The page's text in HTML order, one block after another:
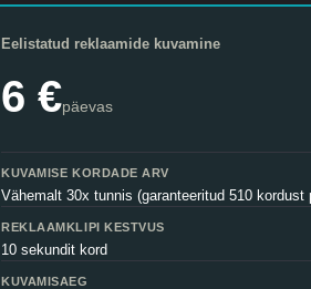
Eelistatud reklaamide kuvamine
6 €päevas
KUVAMISE KORDADE ARV
Vähemalt 30x tunnis (garanteeritud 510 kordust
REKLAAMKLIPI KESTVUS
10 sekundit kord
KUVAMISAEG